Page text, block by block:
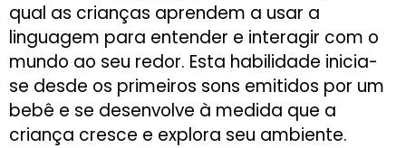
qual as crianças aprendem a usar a
linguagem para entender e interagir com o
mundo ao seu redor. Esta habilidade inicia-
se desde os primeiros sons emitidos por um
bebê e se desenvolve à medida que a
criança cresce e explora seu ambiente​​.